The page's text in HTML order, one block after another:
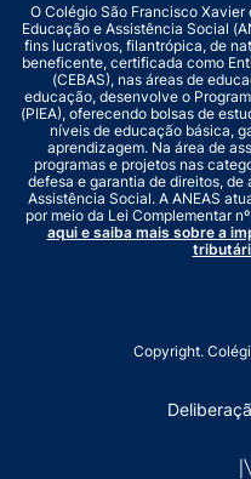
O Colégio São Francisco
Educação e Assistência Social
fins lucrativos, filantrópica, de
beneficente, certificada como
(CEBAS), nas áreas de
educação, desenvolve o
(PIEA), oferecendo bolsas de
níveis de educação básica,
aprendizagem. Na área de
programas e projetos nas
defesa e garantia de direitos, de
Assistência Social. A ANEAS
por meio da Lei Complementar
aqui e saiba mais sobre a
Copyright.